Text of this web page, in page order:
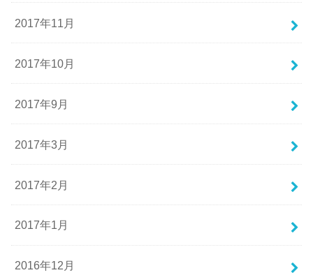
2017年11月
2017年10月
2017年9月
2017年3月
2017年2月
2017年1月
2016年12月